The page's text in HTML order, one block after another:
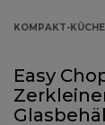
KOMPAKT-
Easy